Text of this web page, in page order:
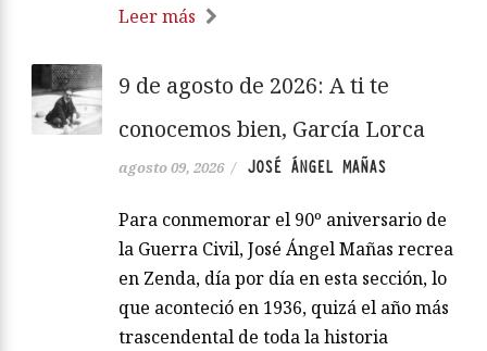
Leer más
9 de agosto de 2026: A ti te
conocemos bien, García Lorca
agosto 09, 2026 / JOSÉ ÁNGEL MAÑAS
Para conmemorar el 90º aniversario de
la Guerra Civil, José Ángel Mañas recrea
en Zenda, día por día en esta sección, lo
que aconteció en 1936, quizá el año más
trascendental de toda la historia